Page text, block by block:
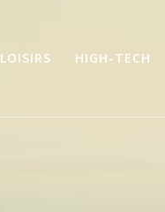
LOISIRS HIGH-TECH